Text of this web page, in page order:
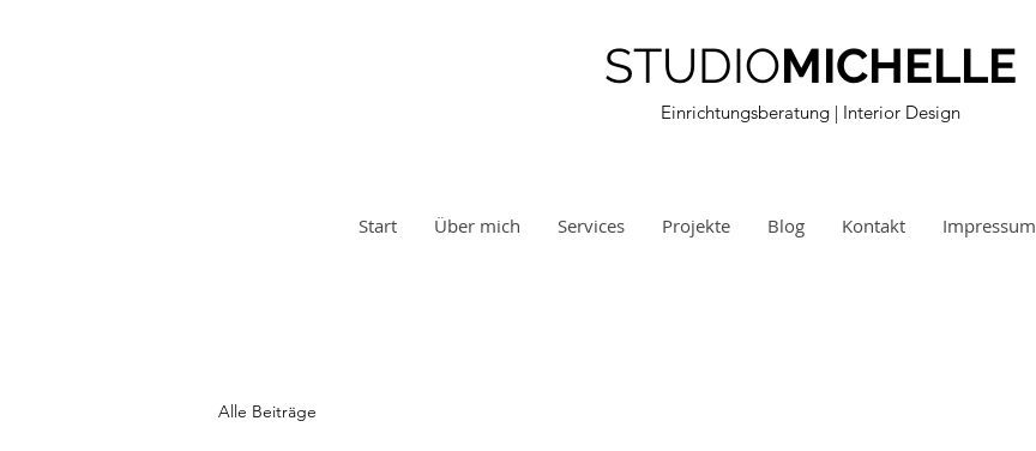
STUDIOMICHELLE
Einrichtungsberatung | Interior Design
Start Über mich Services Projekte Blog Kontakt Impressum
Alle Beiträge